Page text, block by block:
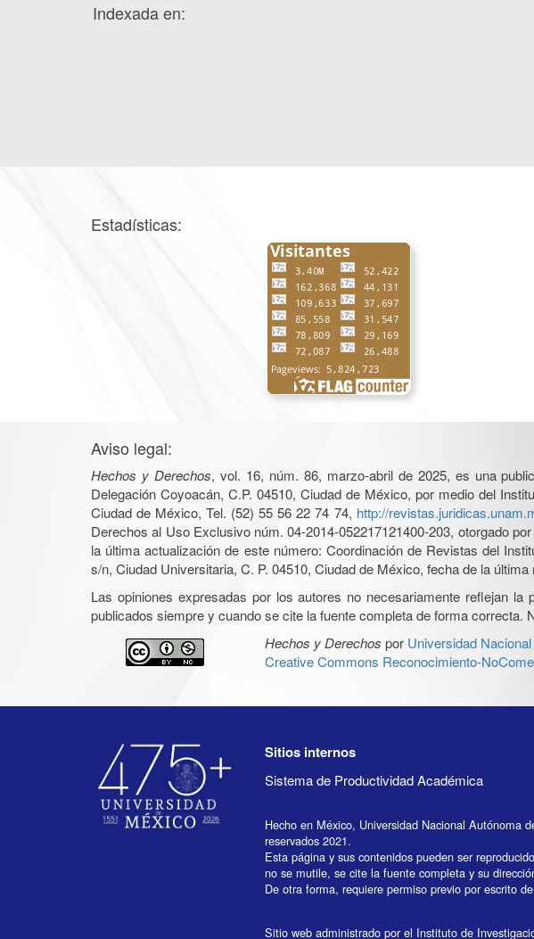
Indexada en:
Estadísticas:
Aviso legal:
Hechos y Derechos, vol. 16, núm. 86, marzo-abril de 2025, es una
Delegación Coyoacán, C.P. 04510, Ciudad de México, por medio del
Ciudad de México, Tel. (52) 55 56 22 74 74, http://
Derechos al Uso Exclusivo núm. 04-2014-052217121400-203, otorgado
la última actualización de este número: Coordinación de Revistas del
s/n, Ciudad Universitaria, C. P. 04510, Ciudad de México, fecha de la
Las opiniones expresadas por los autores no necesariamente reflejan
publicados siempre y cuando se cite la fuente completa de forma
Hechos y Derechos por Universidad
Creative Commons Reconocimiento-
Sitios internos
Sistema de Productividad Académica
Hecho en México, Universidad Nacional Autónoma
reservados 2021.
Esta página y sus contenidos pueden ser
no se mutile, se cite la fuente completa y su
De otra forma, requiere permiso previo por escrito
Sitio web administrado por el Instituto de